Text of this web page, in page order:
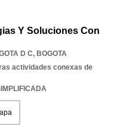
Y Soluciones Con
D C, BOGOTA
actividades conexas de